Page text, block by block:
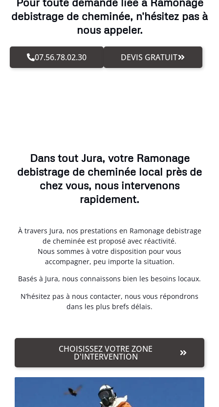
debistrage de cheminée, n'hésitez pas à
nous appeler.
07.56.78.02.30 DEVIS GRATUIT
Dans tout Jura, votre Ramonage
debistrage de cheminée local près de
chez vous, nous intervenons
rapidement.
À travers Jura, nos prestations en Ramonage debistrage
de cheminée est proposé avec réactivité.
Nous sommes à votre disposition pour vous
accompagner, peu importe la situation.
Basés à Jura, nous connaissons bien les besoins locaux.
N’hésitez pas à nous contacter, nous vous répondrons
dans les plus brefs délais.
CHOISISSEZ VOTRE ZONE
D'INTERVENTION